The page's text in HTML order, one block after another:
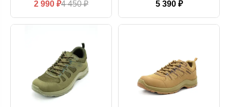
2 990 ₽4 450 ₽ 5 390 ₽